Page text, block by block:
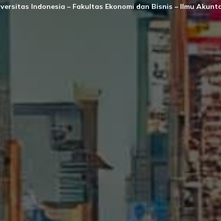
Indonesia – Fakultas Ekonomi dan Bisnis – Ilmu